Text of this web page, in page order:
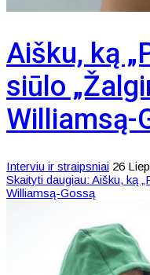
Aišku, ką
siūlo
Williamsą-
Interviu ir straipsniai 26
Skaityti daugiau: Aišku, ką
Williamsą-Gossą